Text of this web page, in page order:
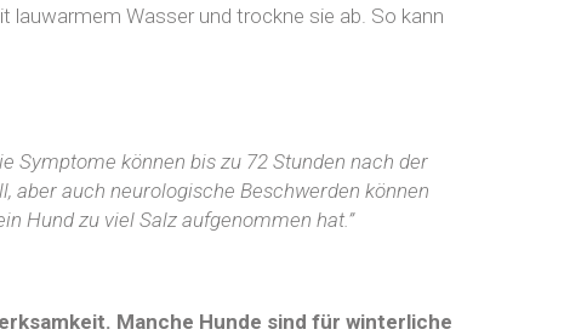
lauwarmem Wasser und trockne sie ab. So kann
Symptome können bis zu 72 Stunden nach der
aber auch neurologische Beschwerden können
Hund zu viel Salz aufgenommen hat.”
Manche Hunde sind für winterliche